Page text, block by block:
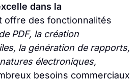
dans la
offre des fonctionnalités
PDF, la création
la génération de rapports,
électroniques,
besoins commerciaux